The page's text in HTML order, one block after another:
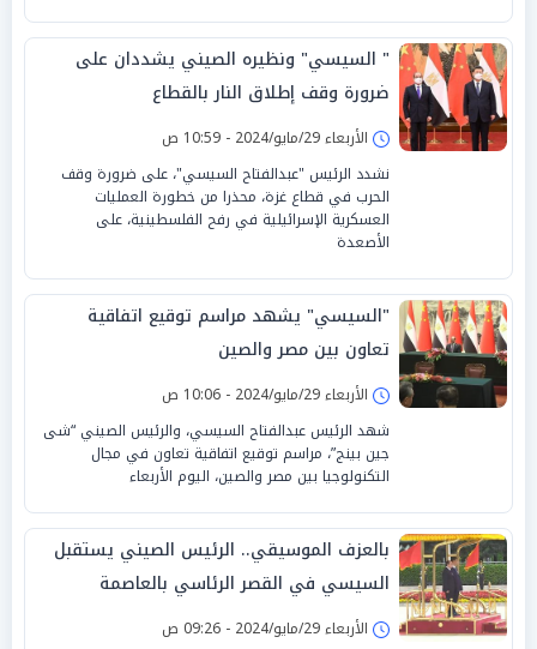
" السيسي" ونظيره الصيني يشددان على
ضرورة وقف إطلاق النار بالقطاع
الأربعاء 29/مايو/2024 - 10:59 ص
نشدد الرئيس "عبدالفتاح السيسي"، على ضرورة وقف
الحرب في قطاع غزة، محذرا من خطورة العمليات
العسكرية الإسرائيلية في رفح الفلسطينية، على
الأصعدة
"السيسي" يشهد مراسم توقيع اتفاقية
تعاون بين مصر والصين
الأربعاء 29/مايو/2024 - 10:06 ص
شهد الرئيس عبدالفتاح السيسي، والرئيس الصيني “شى
جين بينج”، مراسم توقيع اتفاقية تعاون في مجال
التكنولوجيا بين مصر والصين، اليوم الأربعاء
بالعزف الموسيقي.. الرئيس الصيني يستقبل
السيسي في القصر الرئاسي بالعاصمة
الأربعاء 29/مايو/2024 - 09:26 ص